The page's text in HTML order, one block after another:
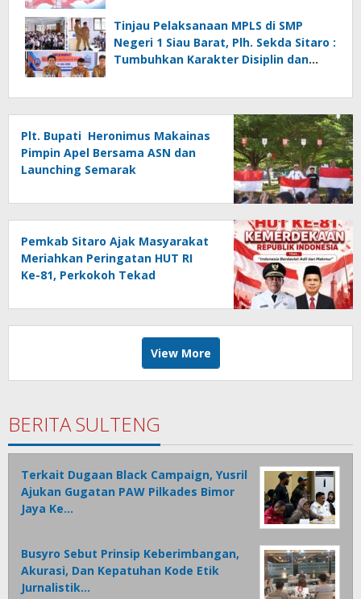
Tinjau Pelaksanaan MPLS di SMP
Negeri 1 Siau Barat, Plh. Sekda Sitaro :
Tumbuhkan Karakter Disiplin dan
Plt. Bupati Heronimus Makainas
Pimpin Apel Bersama ASN dan
Launching Semarak
Pemkab Sitaro Ajak Masyarakat
Meriahkan Peringatan HUT RI
Ke-81, Perkokoh Tekad
View More
BERITA SULTENG
Terkait Dugaan Black Campaign, Yusril
Ajukan Gugatan PAW Pilkades Bimor
Jaya Ke…
Busyro Sebut Prinsip Keberimbangan,
Akurasi, Dan Kepatuhan Kode Etik
Jurnalistik…